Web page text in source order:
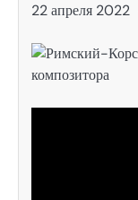
22 апреля 2022